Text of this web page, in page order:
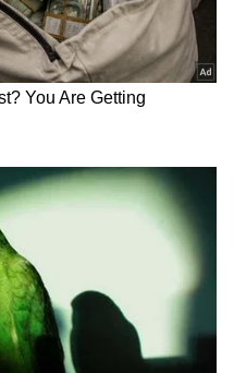
ಸಿಜೆಪಿ ಕಾರ್ಯಕರ್ತನಿಂದಲೇ
ಉಪವಾಸ ಸತ್ಯಾಗ್ರಹ!